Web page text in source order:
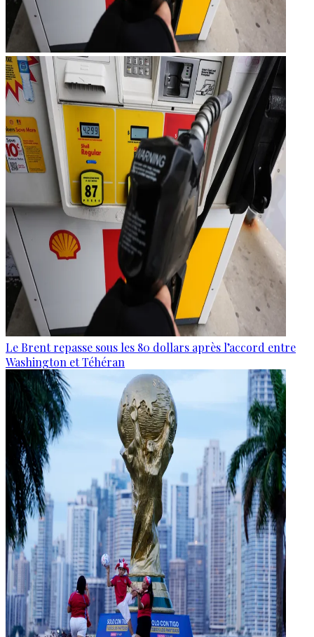
Le Brent repasse sous les 80 dollars après l’accord entre
Washington et Téhéran